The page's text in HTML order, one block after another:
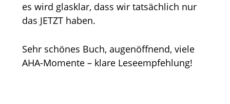
es wird glasklar, dass wir tatsächlich nur
das JETZT haben.
Sehr schönes Buch, augenöffnend, viele
AHA-Momente – klare Leseempfehlung!